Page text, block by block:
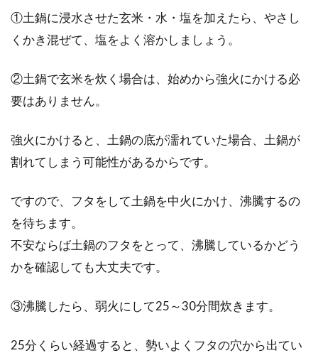
①土鍋に浸水させた玄米・水・塩を加えたら、やさし
くかき混ぜて、塩をよく溶かしましょう。
②土鍋で玄米を炊く場合は、始めから強火にかける必
要はありません。
強火にかけると、土鍋の底が濡れていた場合、土鍋が
割れてしまう可能性があるからです。
ですので、フタをして土鍋を中火にかけ、沸騰するの
を待ちます。
不安ならば土鍋のフタをとって、沸騰しているかどう
かを確認しても大丈夫です。
③沸騰したら、弱火にして25～30分間炊きます。
25分くらい経過すると、勢いよくフタの穴から出てい